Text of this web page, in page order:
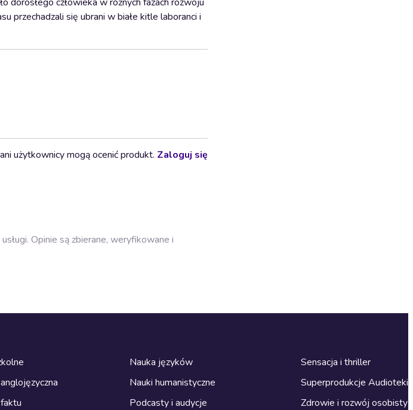
przechadzali się ubrani w białe kitle laboranci i
użytkownicy mogą ocenić produkt. Zaloguj się
Opinie są zbierane, weryfikowane i
Nauka języków
Nauki humanistyczne
Podcasty i audycje
Sensacja i thriller
Superprodukcje Audioteki
Zdrowie i rozwój osobisty